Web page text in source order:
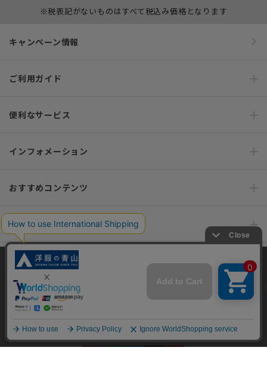
※税表記がないものはすべて税込み価格となります
キャンペーン情報
ご利用ガイド
便利なサービス
インフォメーション
おすすめコンテンツ
ポリシー・企業情報
オーダースーツなら SHITATE
OFFICIAL SNS
当サイトでは、快適な閲覧体験とコンテンツ改善のためにCookieを使用
しています。閲覧を続けることで、Cookieの使用に同意したものとみな
します。詳細については
同意して閉じる